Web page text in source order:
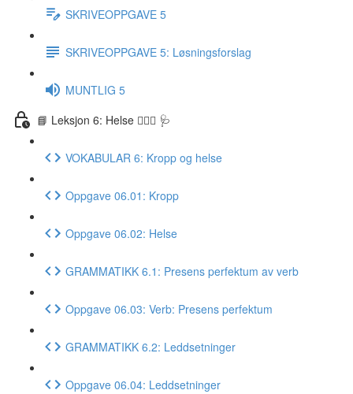
SKRIVEOPPGAVE 5
SKRIVEOPPGAVE 5: Løsningsforslag
MUNTLIG 5
📘 Leksjon 6: Helse 🏃🏻‍♀️ 🩺
VOKABULAR 6: Kropp og helse
Oppgave 06.01: Kropp
Oppgave 06.02: Helse
GRAMMATIKK 6.1: Presens perfektum av verb
Oppgave 06.03: Verb: Presens perfektum
GRAMMATIKK 6.2: Leddsetninger
Oppgave 06.04: Leddsetninger